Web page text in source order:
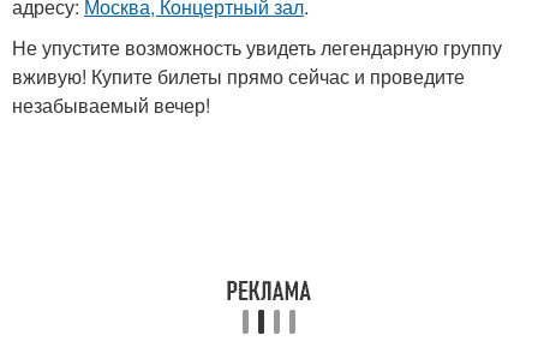
адресу: Москва, Концертный зал.
Не упустите возможность увидеть легендарную группу
вживую! Купите билеты прямо сейчас и проведите
незабываемый вечер!